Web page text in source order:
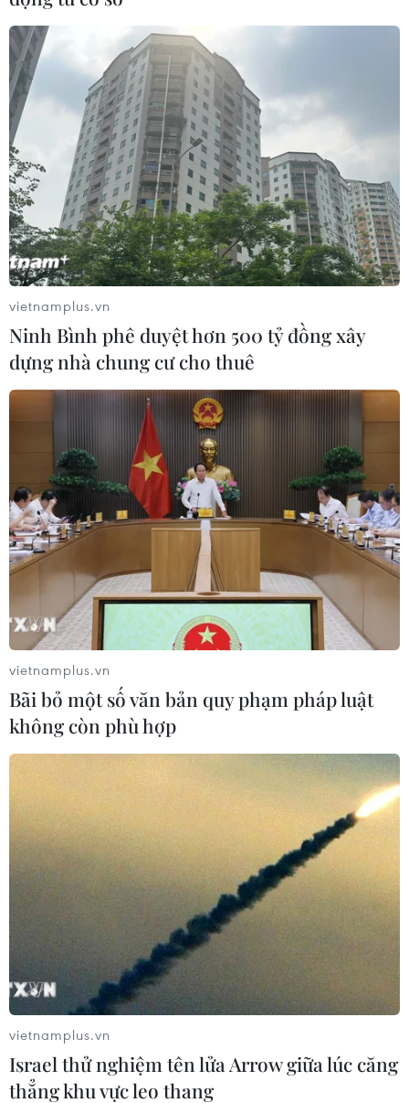
vietnamplus.vn
Ninh Bình phê duyệt hơn 500 tỷ đồng xây
dựng nhà chung cư cho thuê
vietnamplus.vn
Bãi bỏ một số văn bản quy phạm pháp luật
không còn phù hợp
vietnamplus.vn
Israel thử nghiệm tên lửa Arrow giữa lúc căng
thẳng khu vực leo thang